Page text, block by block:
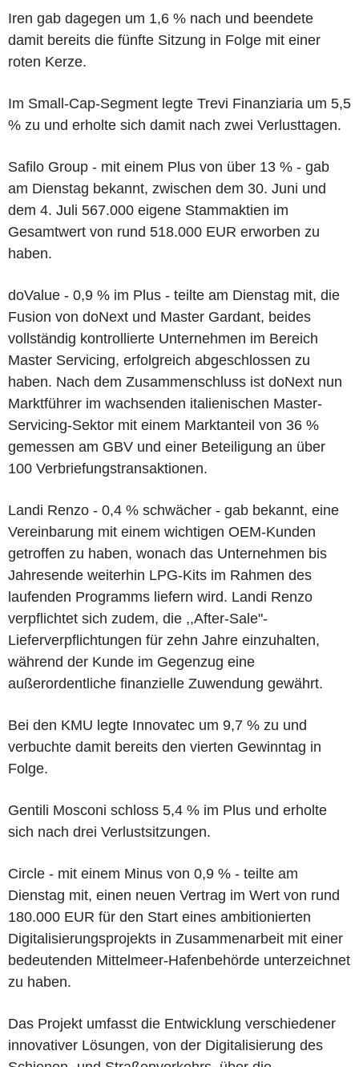
Iren gab dagegen um 1,6 % nach und beendete
damit bereits die fünfte Sitzung in Folge mit einer
roten Kerze.
Im Small-Cap-Segment legte Trevi Finanziaria um 5,5
% zu und erholte sich damit nach zwei Verlusttagen.
Safilo Group - mit einem Plus von über 13 % - gab
am Dienstag bekannt, zwischen dem 30. Juni und
dem 4. Juli 567.000 eigene Stammaktien im
Gesamtwert von rund 518.000 EUR erworben zu
haben.
doValue - 0,9 % im Plus - teilte am Dienstag mit, die
Fusion von doNext und Master Gardant, beides
vollständig kontrollierte Unternehmen im Bereich
Master Servicing, erfolgreich abgeschlossen zu
haben. Nach dem Zusammenschluss ist doNext nun
Marktführer im wachsenden italienischen Master-
Servicing-Sektor mit einem Marktanteil von 36 %
gemessen am GBV und einer Beteiligung an über
100 Verbriefungstransaktionen.
Landi Renzo - 0,4 % schwächer - gab bekannt, eine
Vereinbarung mit einem wichtigen OEM-Kunden
getroffen zu haben, wonach das Unternehmen bis
Jahresende weiterhin LPG-Kits im Rahmen des
laufenden Programms liefern wird. Landi Renzo
verpflichtet sich zudem, die ,,After-Sale"-
Lieferverpflichtungen für zehn Jahre einzuhalten,
während der Kunde im Gegenzug eine
außerordentliche finanzielle Zuwendung gewährt.
Bei den KMU legte Innovatec um 9,7 % zu und
verbuchte damit bereits den vierten Gewinntag in
Folge.
Gentili Mosconi schloss 5,4 % im Plus und erholte
sich nach drei Verlustsitzungen.
Circle - mit einem Minus von 0,9 % - teilte am
Dienstag mit, einen neuen Vertrag im Wert von rund
180.000 EUR für den Start eines ambitionierten
Digitalisierungsprojekts in Zusammenarbeit mit einer
bedeutenden Mittelmeer-Hafenbehörde unterzeichnet
zu haben.
Das Projekt umfasst die Entwicklung verschiedener
innovativer Lösungen, von der Digitalisierung des